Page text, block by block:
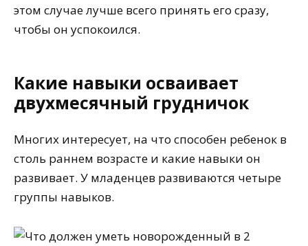
этом случае лучше всего принять его сразу,
чтобы он успокоился.
Какие навыки осваивает
двухмесячный грудничок
Многих интересует, на что способен ребенок в
столь раннем возрасте и какие навыки он
развивает. У младенцев развиваются четыре
группы навыков.